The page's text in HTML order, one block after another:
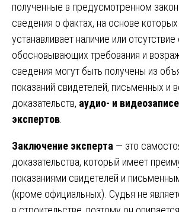
полученные в предусмотренном
сведения о фактах, на основе
устанавливает наличие или отсутствие
обосновывающих требования и
сведения могут быть получены из
показаний свидетелей, письменных и
доказательств, аудио- и
экспертов
Заключение эксперта — это
доказательства, который имеет
показаниями свидетелей и
(кроме официальных). Судья не